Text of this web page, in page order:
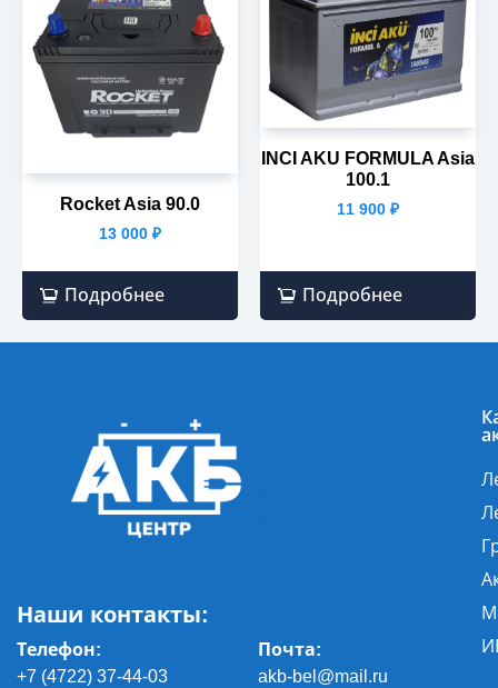
Rocket Asia 90.0
13 000 ₽
Подробнее
INCI AKU FORMULA Asia
100.1
11 900 ₽
Подробнее
Наши контакты:
Телефон:
+7 (4722) 37-44-03
Почта:
akb-bel@mail.ru